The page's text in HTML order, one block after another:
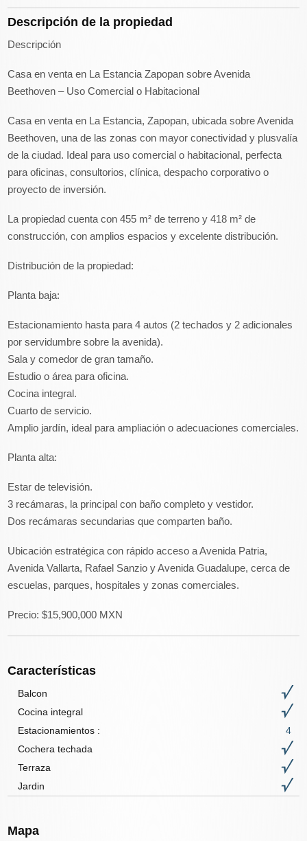
Descripción de la propiedad
Descripción
Casa en venta en La Estancia Zapopan sobre Avenida
Beethoven – Uso Comercial o Habitacional
Casa en venta en La Estancia, Zapopan, ubicada sobre Avenida
Beethoven, una de las zonas con mayor conectividad y plusvalía
de la ciudad. Ideal para uso comercial o habitacional, perfecta
para oficinas, consultorios, clínica, despacho corporativo o
proyecto de inversión.
La propiedad cuenta con 455 m² de terreno y 418 m² de
construcción, con amplios espacios y excelente distribución.
Distribución de la propiedad:
Planta baja:
Estacionamiento hasta para 4 autos (2 techados y 2 adicionales
por servidumbre sobre la avenida).
Sala y comedor de gran tamaño.
Estudio o área para oficina.
Cocina integral.
Cuarto de servicio.
Amplio jardín, ideal para ampliación o adecuaciones comerciales.
Planta alta:
Estar de televisión.
3 recámaras, la principal con baño completo y vestidor.
Dos recámaras secundarias que comparten baño.
Ubicación estratégica con rápido acceso a Avenida Patria,
Avenida Vallarta, Rafael Sanzio y Avenida Guadalupe, cerca de
escuelas, parques, hospitales y zonas comerciales.
Precio: $15,900,000 MXN
Características
Balcon
Cocina integral
Estacionamientos :
4
Cochera techada
Terraza
Jardin
Mapa